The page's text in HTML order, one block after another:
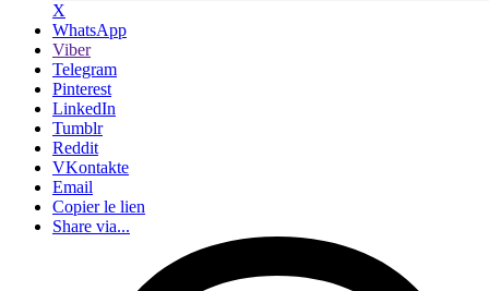
X
WhatsApp
Viber
Telegram
Pinterest
LinkedIn
Tumblr
Reddit
VKontakte
Email
Copier le lien
Share via...